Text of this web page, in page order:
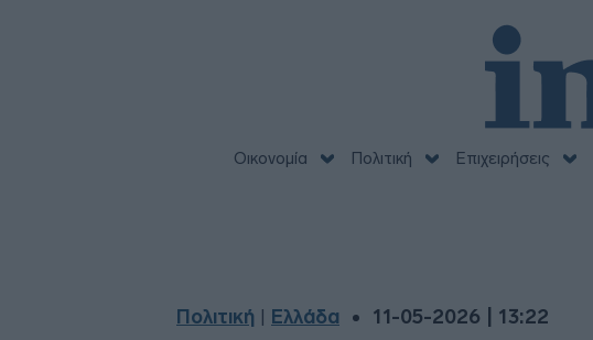
Οικονομία Πολιτική Επιχειρήσεις
Πολιτική Ελλάδα 11-05-2026 | 13:22